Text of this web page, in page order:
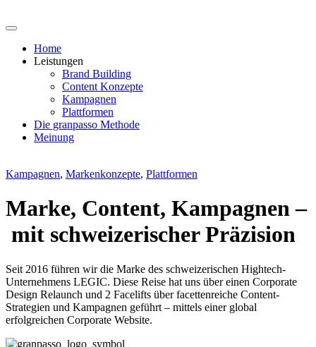
Inhalt
Home
Leistungen
Brand Building
Content Konzepte
Kampagnen
Plattformen
Die granpasso Methode
Meinung
Kampagnen, Markenkonzepte, Plattformen
Marke, Content, Kampagnen –
mit schweizerischer Präzision
Seit 2016 führen wir die Marke des schweizerischen Hightech-
Unternehmens LEGIC. Diese Reise hat uns über einen Corporate
Design Relaunch und 2 Facelifts über facettenreiche Content-
Strategien und Kampagnen geführt – mittels einer global
erfolgreichen Corporate Website.